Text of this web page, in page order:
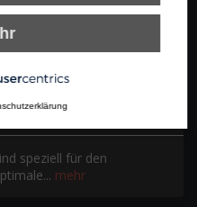
speziell für den
mehr